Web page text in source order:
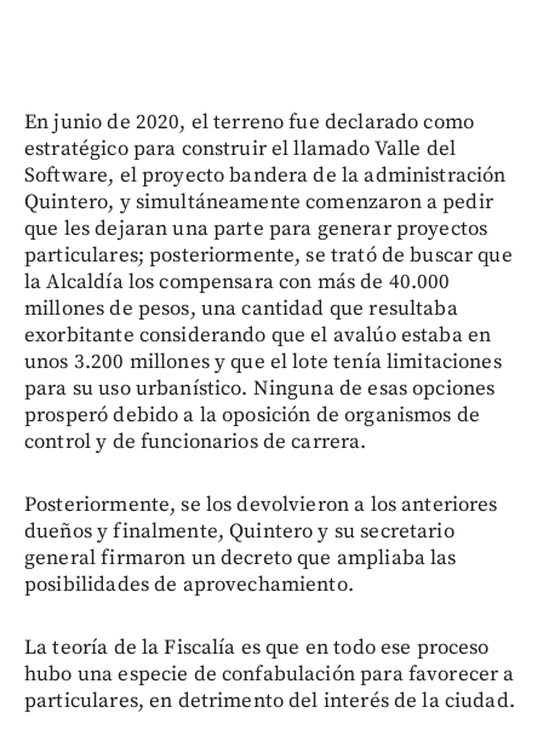
En junio de 2020, el terreno fue declarado como
estratégico para construir el llamado Valle del
Software, el proyecto bandera de la administración
Quintero, y simultáneamente comenzaron a pedir
que les dejaran una parte para generar proyectos
particulares; posteriormente, se trató de buscar que
la Alcaldía los compensara con más de 40.000
millones de pesos, una cantidad que resultaba
exorbitante considerando que el avalúo estaba en
unos 3.200 millones y que el lote tenía limitaciones
para su uso urbanístico. Ninguna de esas opciones
prosperó debido a la oposición de organismos de
control y de funcionarios de carrera.
Posteriormente, se los devolvieron a los anteriores
dueños y finalmente, Quintero y su secretario
general firmaron un decreto que ampliaba las
posibilidades de aprovechamiento.
La teoría de la Fiscalía es que en todo ese proceso
hubo una especie de confabulación para favorecer a
particulares, en detrimento del interés de la ciudad.